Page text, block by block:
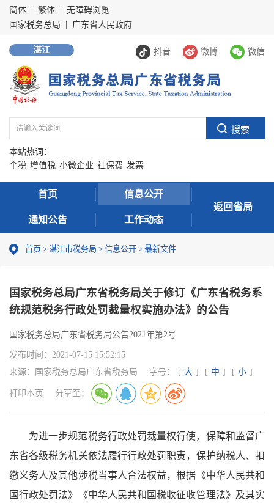
简体 繁体
无障碍浏览
国家税务总局
广东省人民政府
抖音 微博 微信
湛江
本站热词：
个税 增值税 小微企业 社保费 发票
首页 信息公开
通知公告 工作动态
返回省局
首页 > 湛江市税务局 > 信息公开 > 最新文件
国家税务总局广东省税务局关于修订《广东省税务系
统规范税务行政处罚裁量权实施办法》的公告
国家税务总局广东省税务局公告2021年第2号
发布时间： 2021-07-15 15:52:15
来源：
国家税务总局广东省税务局 字号： [ 大 ] [ 中 ] [ 小 ]
打印本页 分享至：
为进一步规范税务行政处罚裁量权行使，保障和监督广
东省各级税务机关依法履行行政处罚职责，保护纳税人、扣
缴义务人及其他涉税当事人合法权益，根据《中华人民共和
国行政处罚法》《中华人民共和国税收征收管理法》及其实